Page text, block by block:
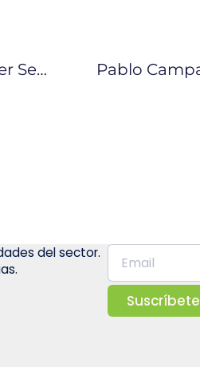
Deuda Pública Cerró En 46,1% Del PIB En El Primer Semestre Del 2018
del sector.
Suscríbete